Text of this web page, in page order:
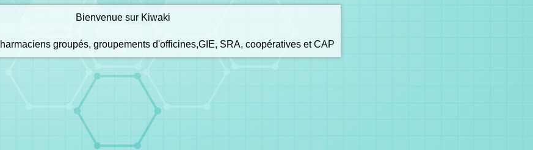
Bienvenue sur Kiwaki
groupés, groupements d'officines,GIE, SRA, coopératives et CAP